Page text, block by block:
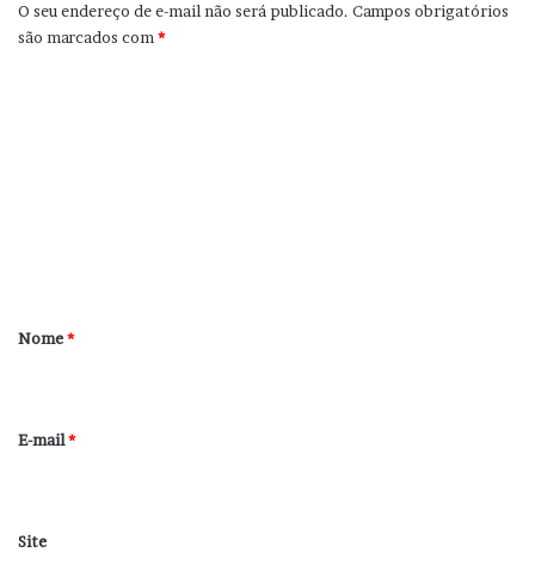
O seu endereço de e-mail não será publicado. Campos obrigatórios
são marcados com *
r
*
Nome*
E-mail*
Site